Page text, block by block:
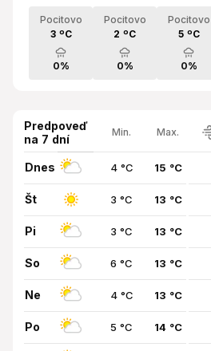
Pocitovo
3 ºC
0%
Pocitovo
2 ºC
0%
Pocitovo
5 ºC
0%
Predpoveď
na 7 dní
Min. Max.
Dnes 4 °C 15 °C
Št 3 °C 13 °C
Pi 3 °C 13 °C
So 6 °C 13 °C
Ne 4 °C 13 °C
Po 5 °C 14 °C